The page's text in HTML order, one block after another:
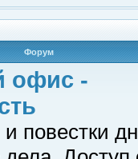
Форум
офис -
повестки